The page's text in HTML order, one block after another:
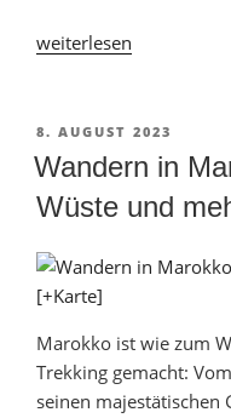
„Toubkal-
Guide
–
das
möglich?“
weiterlesen
VERÖFFENTLICHT
AM
8. AUGUST 2023
Wandern in
Wüste und
Marokko ist wie zum
Trekking gemacht:
seinen majestätischen